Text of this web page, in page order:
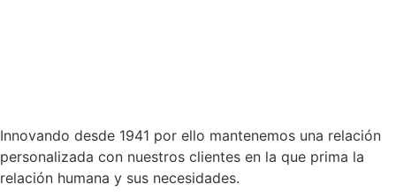
Innovando desde 1941 por ello mantenemos una relación
personalizada con nuestros clientes en la que prima la
relación humana y sus necesidades.